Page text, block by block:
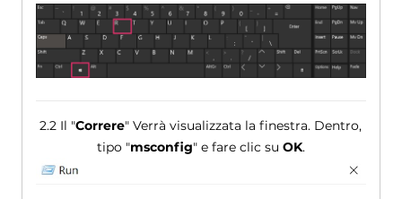
2.2 Il "Correre" Verrà visualizzata la finestra. Dentro,
tipo "msconfig" e fare clic su OK.